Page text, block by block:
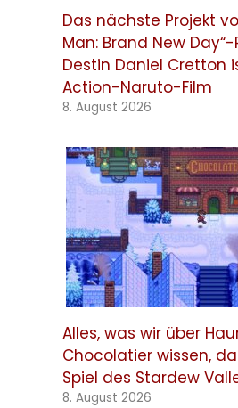
Das nächste Projekt
Man: Brand New
Destin Daniel Cretton
Action-Naruto-Film
8. August 2026
Alles, was wir über
Chocolatier wissen,
Spiel des Stardew
8. August 2026